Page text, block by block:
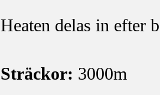
Heaten delas in efter
Sträckor: 3000m